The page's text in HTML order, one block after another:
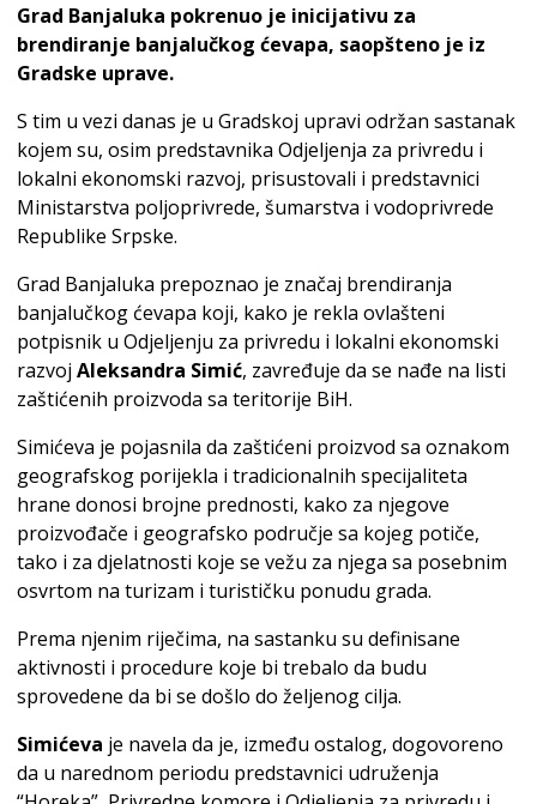
Grad Banjaluka pokrenuo je inicijativu za
brendiranje banjalučkog ćevapa, saopšteno je iz
Gradske uprave.
S tim u vezi danas je u Gradskoj upravi održan sastanak
kojem su, osim predstavnika Odjeljenja za privredu i
lokalni ekonomski razvoj, prisustovali i predstavnici
Ministarstva poljoprivrede, šumarstva i vodoprivrede
Republike Srpske.
Grad Banjaluka prepoznao je značaj brendiranja
banjalučkog ćevapa koji, kako je rekla ovlašteni
potpisnik u Odjeljenju za privredu i lokalni ekonomski
razvoj Aleksandra Simić, zavređuje da se nađe na listi
zaštićenih proizvoda sa teritorije BiH.
Simićeva je pojasnila da zaštićeni proizvod sa oznakom
geografskog porijekla i tradicionalnih specijaliteta
hrane donosi brojne prednosti, kako za njegove
proizvođače i geografsko područje sa kojeg potiče,
tako i za djelatnosti koje se vežu za njega sa posebnim
osvrtom na turizam i turističku ponudu grada.
Prema njenim riječima, na sastanku su definisane
aktivnosti i procedure koje bi trebalo da budu
sprovedene da bi se došlo do željenog cilja.
Simićeva je navela da je, između ostalog, dogovoreno
da u narednom periodu predstavnici udruženja